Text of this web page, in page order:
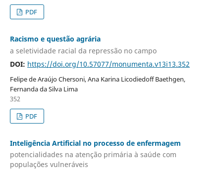
PDF
Racismo e questão agrária
a seletividade racial da repressão no campo
DOI: https://doi.org/10.57077/monumenta.v13i13.352
Felipe de Araújo Chersoni, Ana Karina Licodiedoff Baethgen,
Fernanda da Silva Lima
352
PDF
Inteligência Artificial no processo de enfermagem
potencialidades na atenção primária à saúde com
populações vulneráveis